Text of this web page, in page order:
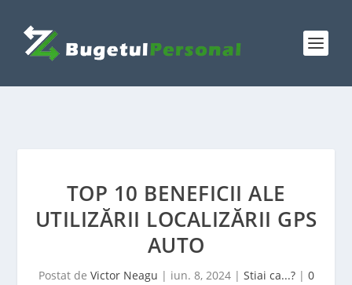
TOP 10 BENEFICII ALE
UTILIZĂRII LOCALIZĂRII GPS
AUTO
Postat de Victor Neagu | iun. 8, 2024| Stiai ca...?| 0